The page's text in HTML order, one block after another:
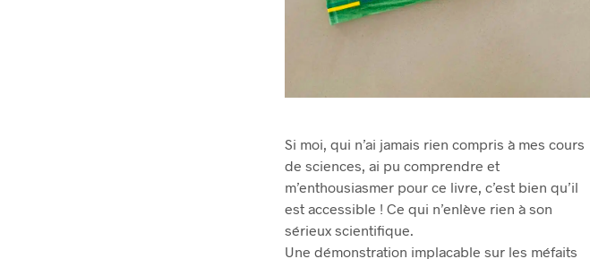
Si moi, qui n’ai jamais rien compris à mes cours
de sciences, ai pu comprendre et
m’enthousiasmer pour ce livre, c’est bien qu’il
est accessible ! Ce qui n’enlève rien à son
sérieux scientifique.
Une démonstration implacable sur les méfaits